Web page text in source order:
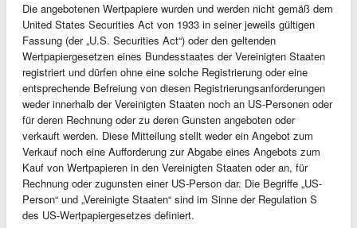
Die angebotenen Wertpapiere wurden und werden nicht gemäß dem
United States Securities Act von 1933 in seiner jeweils gültigen
Fassung (der „U.S. Securities Act“) oder den geltenden
Wertpapiergesetzen eines Bundesstaates der Vereinigten Staaten
registriert und dürfen ohne eine solche Registrierung oder eine
entsprechende Befreiung von diesen Registrierungsanforderungen
weder innerhalb der Vereinigten Staaten noch an US-Personen oder
für deren Rechnung oder zu deren Gunsten angeboten oder
verkauft werden. Diese Mitteilung stellt weder ein Angebot zum
Verkauf noch eine Aufforderung zur Abgabe eines Angebots zum
Kauf von Wertpapieren in den Vereinigten Staaten oder an, für
Rechnung oder zugunsten einer US-Person dar. Die Begriffe „US-
Person“ und „Vereinigte Staaten“ sind im Sinne der Regulation S
des US-Wertpapiergesetzes definiert.